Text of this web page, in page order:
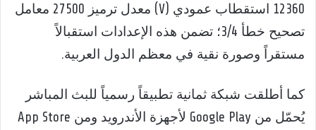
12360 استقطاب عمودي (V) معدل ترميز 27500 معامل
تصحيح خطأ 3/4؛ تضمن هذه الإعدادات استقبالاً
مستقراً وصورة نقية في معظم الدول العربية.
كما أطلقت شبكة ثمانية تطبيقاً رسمياً للبث المباشر
يُحمّل من Google Play لأجهزة الأندرويد ومن App Store